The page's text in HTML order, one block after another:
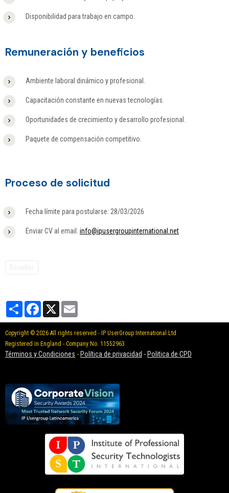
Disponibilidad para trabajo en campo.
Remuneración y beneficios
Ambiente laboral dinámico y profesional.
Capacitación constante en nuevas tecnologías.
Oportunidades de crecimiento y desarrollo profesional.
Paquete de compensación competitivo.
Proceso de solicitud
Fecha límite para postularse: 28/03/2026
Enviar CV al email: info@ipusergroupinternational.net
Ecuador
PartagerFacebook
X
Copyright © 2026 All rights reserved - IP UserGroup International Ltd
Registered in England - Company No. 11552963
Términos y Condiciones - Política de privacidad - Politica de CPD